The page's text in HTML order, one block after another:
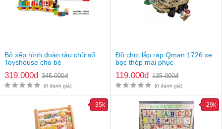
- Các bộ phận đều được làm từ nhựa cao cấp và an toàn đến sức
khỏe của bé. Mẹ sẽ an tâm cho bé thoải mái chơi đùa mà không
- Sau khi bé chơi xong, mẹ có thể hướng dẫn bé xắp xếp và cất
- Các con thú có thể cử động được miệng, tay, chân hoặc đuôi
Bộ xếp hình đoàn tàu chữ số
Toyshouse cho bé
319.000đ 345.000đ
(0 đánh giá)
Đồ chơi lắp ráp Qman 1726 xe
bọc thép mai phục
119.000đ 135.000đ
(0 đánh giá)
-35k -29k